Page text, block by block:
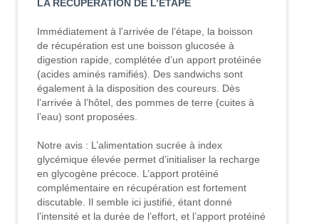
LA RECUPERATION DE L’ETAPE
Immédiatement à l’arrivée de l’étape, la boisson
de récupération est une boisson glucosée à
digestion rapide, complétée d’un apport protéinée
(acides aminés ramifiés). Des sandwichs sont
également à la disposition des coureurs. Dès
l’arrivée à l’hôtel, des pommes de terre (cuites à
l’eau) sont proposées.
Notre avis : L’alimentation sucrée à index
glycémique élevée permet d’initialiser la recharge
en glycogène précoce. L’apport protéiné
complémentaire en récupération est fortement
discutable. Il semble ici justifié, étant donné
l’intensité et la durée de l’effort, et l’apport protéiné